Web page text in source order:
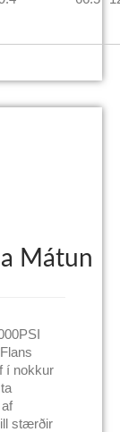
Mátun
í nokkur
stærðir